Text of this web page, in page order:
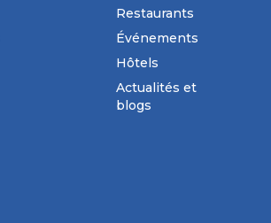
Restaurants
Événements
Hôtels
Actualités et
blogs